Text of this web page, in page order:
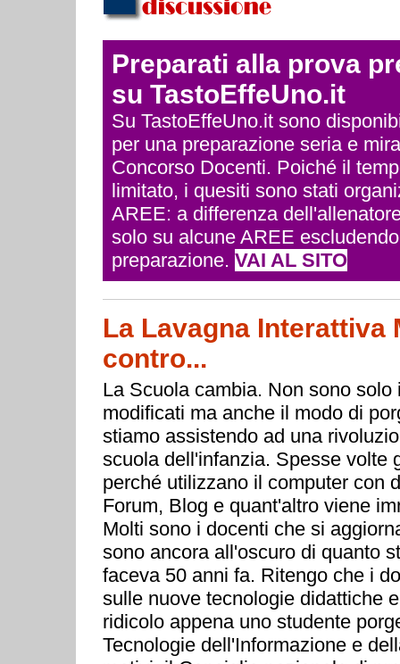
Preparati alla prova
su TastoEffeUno.it
Su TastoEffeUno.it sono
per una preparazione seria e
Concorso Docenti. Poiché il
limitato, i quesiti sono stati
AREE: a differenza
solo su alcune AREE
preparazione. VAI AL SITO
La Lavagna Interattiva
contro...
La Scuola cambia. Non sono
modificati ma anche il modo di
stiamo assistendo ad una
scuola dell'infanzia. Spesse volte
perché utilizzano il computer con
Forum, Blog e quant'altro viene
Molti sono i docenti che si
sono ancora all'oscuro di quanto
faceva 50 anni fa. Ritengo che i
sulle nuove tecnologie didattiche
ridicolo appena uno studente
Tecnologie dell'Informazione e